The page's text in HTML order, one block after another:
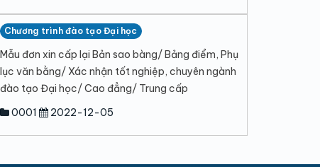
Chương trình đào tạo Đại học
Mẫu đơn xin cấp lại Bản sao bàng/ Bảng điểm, Phụ
lục văn bằng/ Xác nhận tốt nghiệp, chuyên ngành
đào tạo Đại học/ Cao đẳng/ Trung cấp
0001
2022-12-05